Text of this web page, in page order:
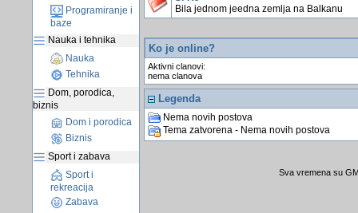
Programiranje i
baze
Nauka i tehnika
Nauka
Tehnika
Dom, porodica,
biznis
Dom i porodica
Biznis
Sport i zabava
Sport i
rekreacija
Zabava
Bila jednom jeedna zemlja na Balkanu
Ko je online?
Aktivni clanovi:
nema clanova
Legenda
Nema novih postova
Tema zatvorena - Nema novih postova
Sva vremena su